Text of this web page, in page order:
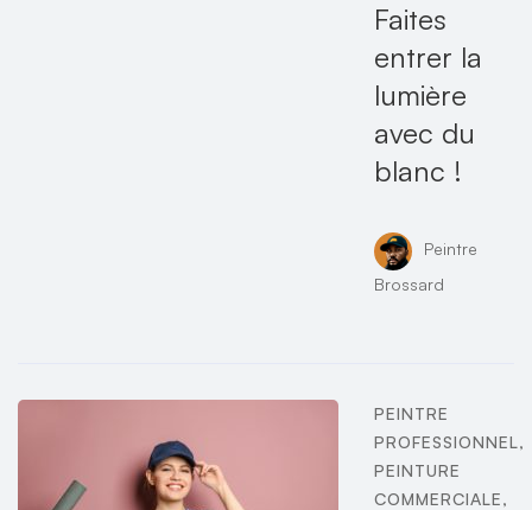
Faites
entrer la
lumière
avec du
blanc !
Peintre
Brossard
PEINTRE
PROFESSIONNEL,
PEINTURE
COMMERCIALE,